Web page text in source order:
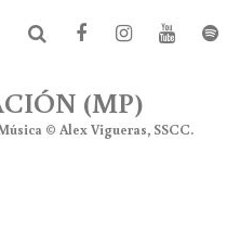
(MP)
© Alex Vigueras, SSCC.